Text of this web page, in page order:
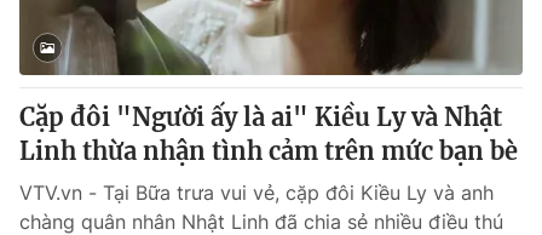
Cặp đôi "Người ấy là ai" Kiều Ly và Nhật
Linh thừa nhận tình cảm trên mức bạn bè
VTV.vn - Tại Bữa trưa vui vẻ, cặp đôi Kiều Ly và anh
chàng quân nhân Nhật Linh đã chia sẻ nhiều điều thú